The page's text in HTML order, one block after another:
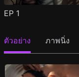
EP 1
ตัวอย่าง ภาพนิ่ง